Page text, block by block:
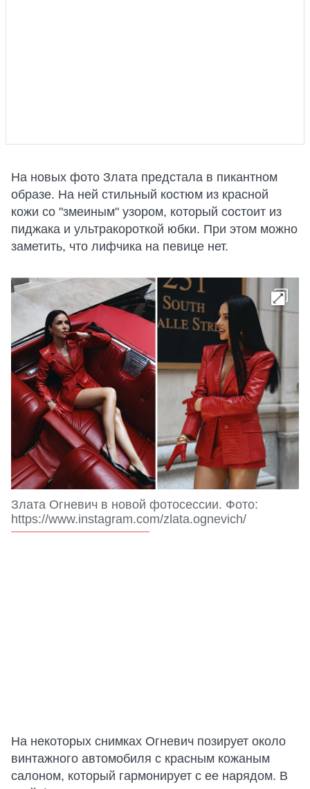
На новых фото Злата предстала в пикантном
образе. На ней стильный костюм из красной
кожи со "змеиным" узором, который состоит из
пиджака и ультракороткой юбки. При этом можно
заметить, что лифчика на певице нет.
Злата Огневич в новой фотосессии. Фото:
https://www.instagram.com/zlata.ognevich/
На некоторых снимках Огневич позирует около
винтажного автомобиля с красным кожаным
салоном, который гармонирует с ее нарядом. В